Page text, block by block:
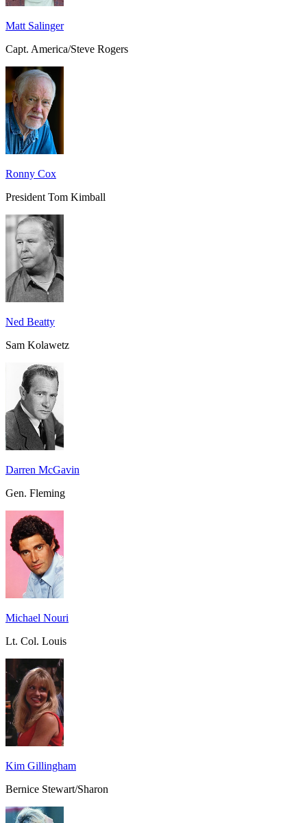
Matt Salinger
Capt. America/Steve Rogers
Ronny Cox
President Tom Kimball
Ned Beatty
Sam Kolawetz
Darren McGavin
Gen. Fleming
Michael Nouri
Lt. Col. Louis
Kim Gillingham
Bernice Stewart/Sharon